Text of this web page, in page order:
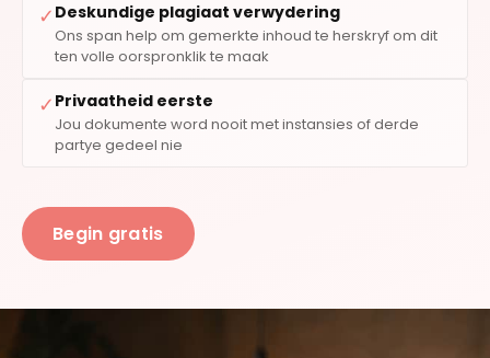
✓ Deskundige plagiaat verwydering
Ons span help om gemerkte inhoud te herskryf om dit
ten volle oorspronklik te maak
✓ Privaatheid eerste
Jou dokumente word nooit met instansies of derde
partye gedeel nie
Begin gratis